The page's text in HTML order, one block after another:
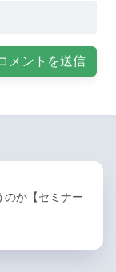
のか【セミナー